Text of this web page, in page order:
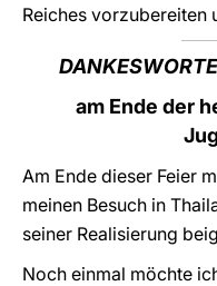
Reiches vorzubereiten
am Ende der
Am Ende dieser Feier
meinen Besuch in
seiner Realisierung
Noch einmal möchte